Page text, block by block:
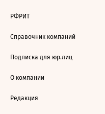
РФРИТ
Справочник компаний
Подписка для юр.лиц
О компании
Редакция